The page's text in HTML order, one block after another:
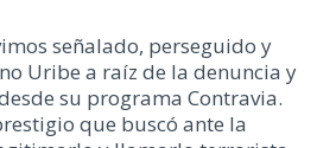
señalado, perseguido y
Uribe a raíz de la denuncia y
su programa Contravia.
que buscó ante la